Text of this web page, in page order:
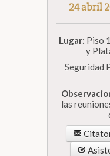
24 abril
Lugar: Piso
y
Seguridad
las